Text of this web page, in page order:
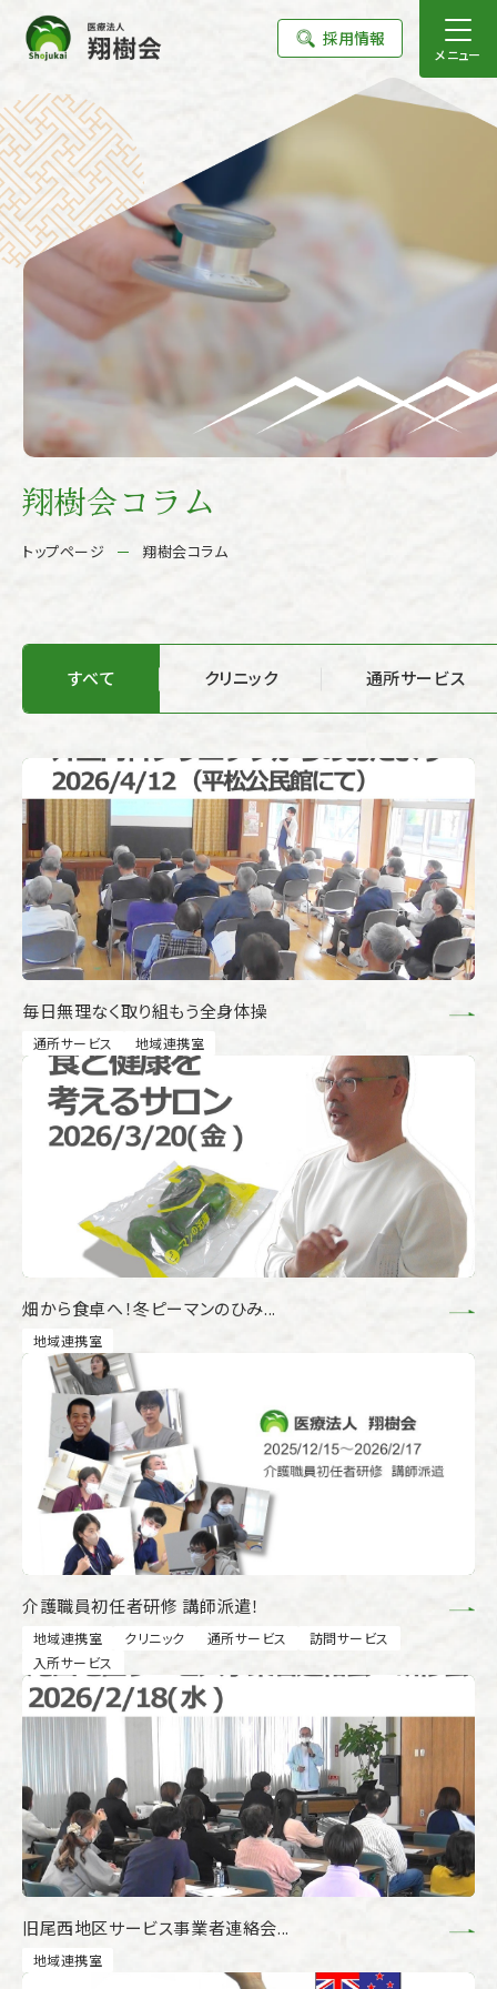
採用情報
メニュー
翔樹会コラム
トップページ 翔樹会コラム
すべて クリニック 通所サービス
毎日無理なく取り組もう全身体操
通所サービス 地域連携室
畑から食卓へ！冬ピーマンのひみ...
地域連携室
介護職員初任者研修 講師派遣！
地域連携室 クリニック 通所サービス
訪問サービス
入所サービス
旧尾西地区サービス事業者連絡会...
地域連携室